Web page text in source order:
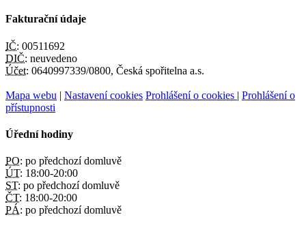
Fakturační údaje
IČ: 00511692
DIČ: neuvedeno
Účet: 0640997339/0800, Česká spořitelna a.s.
Mapa webu | Nastavení cookies Prohlášení o cookies | Prohlášení o
přístupnosti
Úřední hodiny
PO: po předchozí domluvě
ÚT: 18:00-20:00
ST: po předchozí domluvě
ČT: 18:00-20:00
PÁ: po předchozí domluvě